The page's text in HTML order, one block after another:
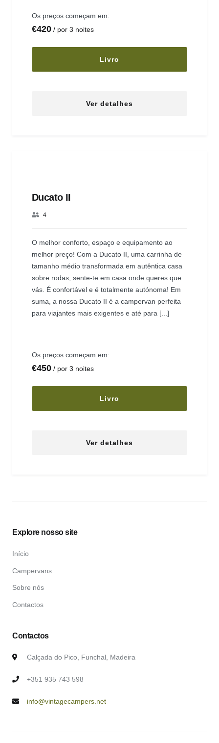
Os preços começam em:
€420 por 3 noites
Livro
Ver detalhes
Ducato II
4
O melhor conforto, espaço e equipamento ao
melhor preço! Com a Ducato II, uma carrinha de
tamanho médio transformada em autêntica casa
sobre rodas, sente-te em casa onde queres que
vás. É confortável e é totalmente autónoma! Em
suma, a nossa Ducato II é a campervan perfeita
para viajantes mais exigentes e até para [...]
Os preços começam em:
€450 por 3 noites
Livro
Ver detalhes
Explore nosso site
Início
Campervans
Sobre nós
Contactos
Contactos
Calçada do Pico, Funchal, Madeira
+351 935 743 598
info@vintagecampers.net